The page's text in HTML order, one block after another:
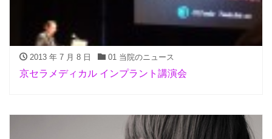
2013 年 7 月 8 日 01 当院のニュース
京セラメディカル インプラント講演会